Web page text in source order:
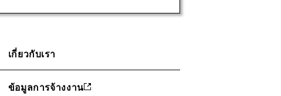
เกี่ยวกับเรา
ข้อมูลการจ้างงาน